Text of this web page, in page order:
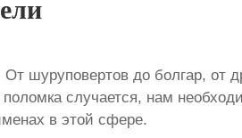
шуруповертов до болгар, от
случается, нам
в этой сфере.